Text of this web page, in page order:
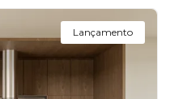
Lançamento